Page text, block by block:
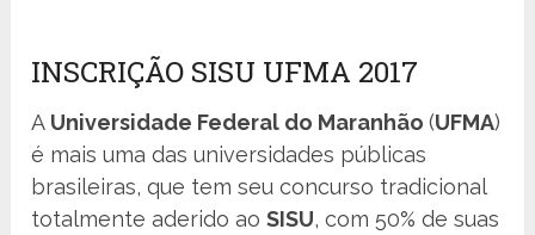
INSCRIÇÃO SISU UFMA 2017
A Universidade Federal do Maranhão(UFMA)
é mais uma das universidades públicas
brasileiras, que tem seu concurso tradicional
totalmente aderido aoSISU, com 50% de suas